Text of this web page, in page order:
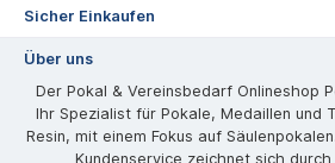
Sicher Einkaufen
Über uns
Der Pokal & Vereinsbedarf Onlineshop
Ihr Spezialist für Pokale, Medaillen und
Resin, mit einem Fokus auf
Kundenservice zeichnet sich